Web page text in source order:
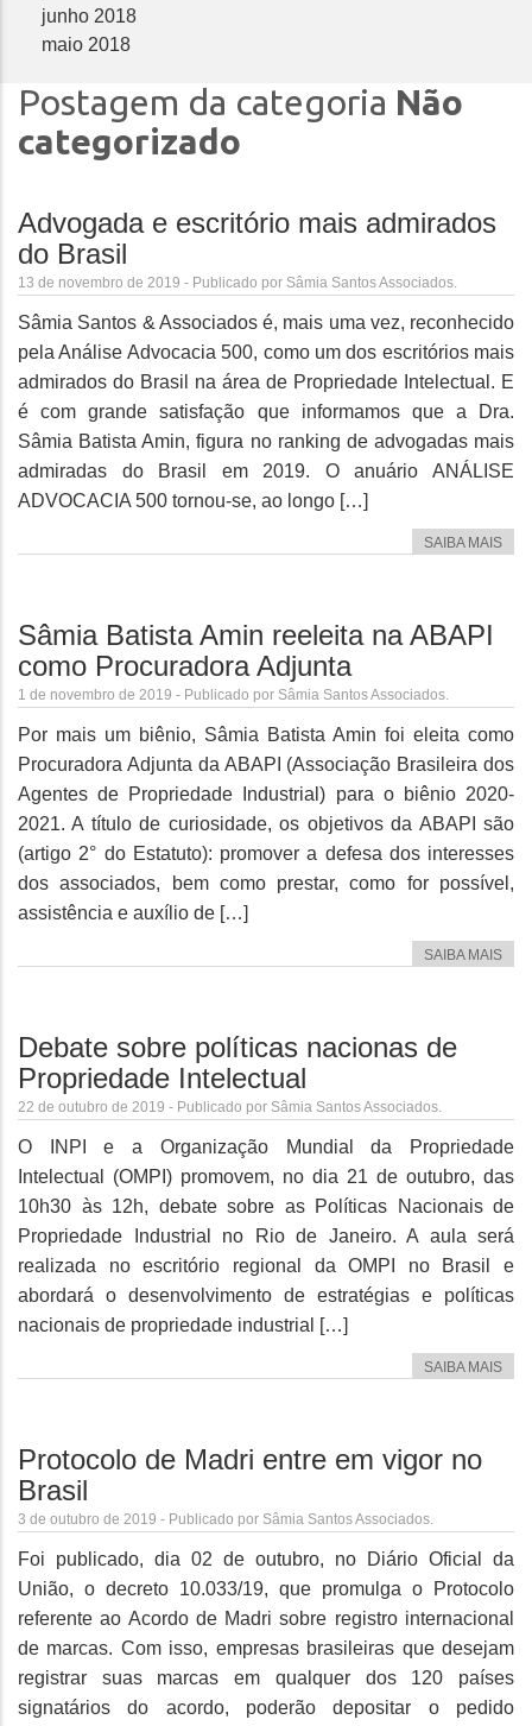
junho 2018
maio 2018
Postagem da categoria Não
categorizado
Advogada e escritório mais admirados
do Brasil
13 de novembro de 2019 - Publicado por Sâmia Santos Associados.
Sâmia Santos & Associados é, mais uma vez, reconhecido
pela Análise Advocacia 500, como um dos escritórios mais
admirados do Brasil na área de Propriedade Intelectual. E
é com grande satisfação que informamos que a Dra.
Sâmia Batista Amin, figura no ranking de advogadas mais
admiradas do Brasil em 2019. O anuário ANÁLISE
ADVOCACIA 500 tornou-se, ao longo […]
SAIBA MAIS
Sâmia Batista Amin reeleita na ABAPI
como Procuradora Adjunta
1 de novembro de 2019 - Publicado por Sâmia Santos Associados.
Por mais um biênio, Sâmia Batista Amin foi eleita como
Procuradora Adjunta da ABAPI (Associação Brasileira dos
Agentes de Propriedade Industrial) para o biênio 2020-
2021. A título de curiosidade, os objetivos da ABAPI são
(artigo 2° do Estatuto): promover a defesa dos interesses
dos associados, bem como prestar, como for possível,
assistência e auxílio de […]
SAIBA MAIS
Debate sobre políticas nacionas de
Propriedade Intelectual
22 de outubro de 2019 - Publicado por Sâmia Santos Associados.
O INPI e a Organização Mundial da Propriedade
Intelectual (OMPI) promovem, no dia 21 de outubro, das
10h30 às 12h, debate sobre as Políticas Nacionais de
Propriedade Industrial no Rio de Janeiro. A aula será
realizada no escritório regional da OMPI no Brasil e
abordará o desenvolvimento de estratégias e políticas
nacionais de propriedade industrial […]
SAIBA MAIS
Protocolo de Madri entre em vigor no
Brasil
3 de outubro de 2019 - Publicado por Sâmia Santos Associados.
Foi publicado, dia 02 de outubro, no Diário Oficial da
União, o decreto 10.033/19, que promulga o Protocolo
referente ao Acordo de Madri sobre registro internacional
de marcas. Com isso, empresas brasileiras que desejam
registrar suas marcas em qualquer dos 120 países
signatários do acordo, poderão depositar o pedido